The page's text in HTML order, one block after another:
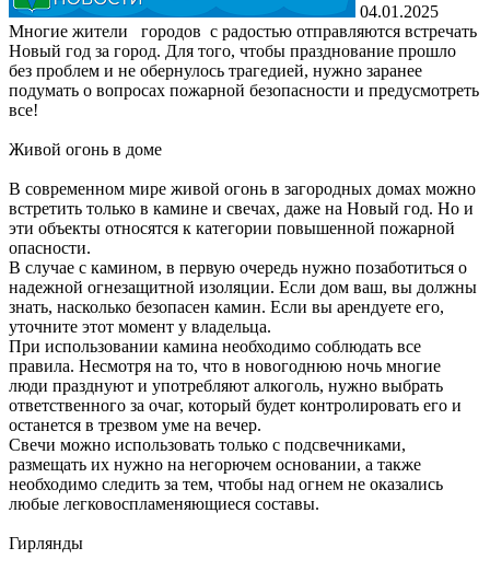
04.01.2025
Многие жители городов с радостью отправляются встречать
Новый год за город. Для того, чтобы празднование прошло
без проблем и не обернулось трагедией, нужно заранее
подумать о вопросах пожарной безопасности и предусмотреть
все!
Живой огонь в доме
В современном мире живой огонь в загородных домах можно
встретить только в камине и свечах, даже на Новый год. Но и
эти объекты относятся к категории повышенной пожарной
опасности.
В случае с камином, в первую очередь нужно позаботиться о
надежной огнезащитной изоляции. Если дом ваш, вы должны
знать, насколько безопасен камин. Если вы арендуете его,
уточните этот момент у владельца.
При использовании камина необходимо соблюдать все
правила. Несмотря на то, что в новогоднюю ночь многие
люди празднуют и употребляют алкоголь, нужно выбрать
ответственного за очаг, который будет контролировать его и
останется в трезвом уме на вечер.
Свечи можно использовать только с подсвечниками,
размещать их нужно на негорючем основании, а также
необходимо следить за тем, чтобы над огнем не оказались
любые легковоспламеняющиеся составы.
Гирлянды